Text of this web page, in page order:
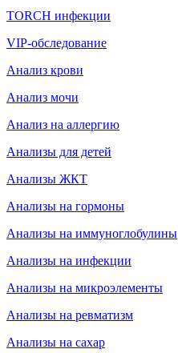
TORCH инфекции
VIP-обследование
Анализ крови
Анализ мочи
Анализ на аллергию
Анализы для детей
Анализы ЖКТ
Анализы на гормоны
Анализы на иммуноглобулины
Анализы на инфекции
Анализы на микроэлементы
Анализы на ревматизм
Анализы на сахар